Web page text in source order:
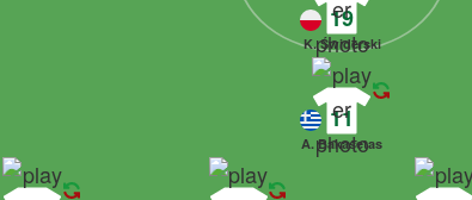
11
A. Bakasetas
19
K. Świderski